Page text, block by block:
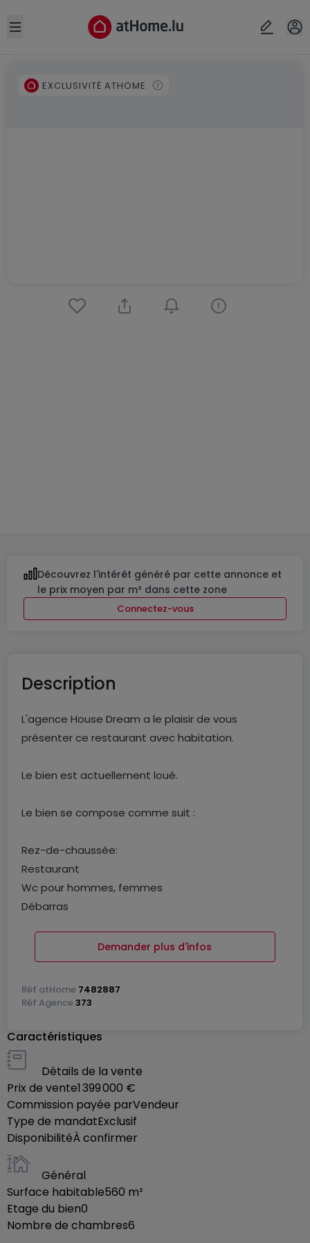
Open sidebar
EXCLUSIVITÉ ATHOME
Découvrez l'intérêt généré par cette annonce et
le prix moyen par m² dans cette zone
Connectez-vous
Description
L'agence House Dream a le plaisir de vous
présenter ce restaurant avec habitation.
Le bien est actuellement loué.
Le bien se compose comme suit :
Rez-de-chaussée:
Restaurant
Wc pour hommes, femmes
Débarras
1er étage:
4 chambres
Cuisine commune
Studio:
1 chambre, salle de bain, cuisine
Appartement:
Bureau
A l'étage: 1 chambre, salle de bain, salon
Open space avec sauna
Demander plus d'infos
Réf atHome 7482887
Réf Agence373
Caractéristiques
Détails de la vente
Prix de vente1 399 000 €
Commission payée parVendeur
Type de mandatExclusif
DisponibilitéÀ confirmer
Général
Surface habitable560 m²
Etage du bien0
Nombre de chambres6